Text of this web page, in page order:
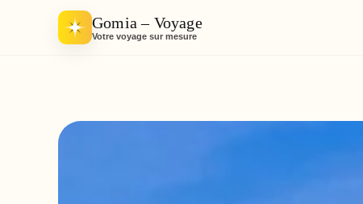
Gomia – Voyage
Votre voyage sur mesure